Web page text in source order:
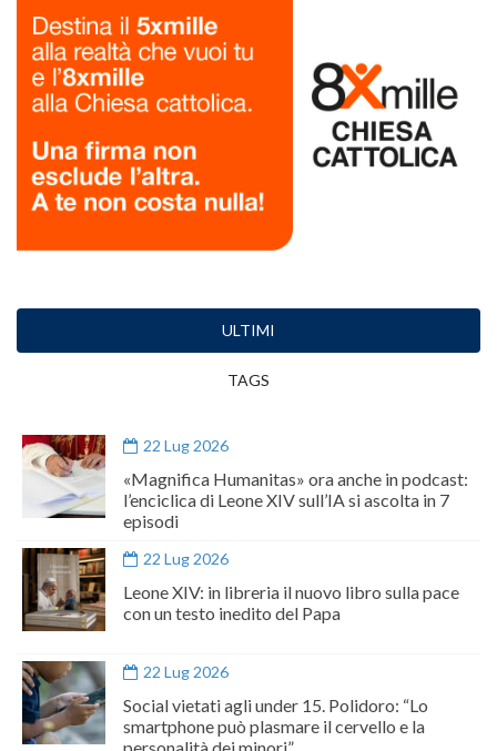
ULTIMI
TAGS
22 Lug 2026
«Magnifica Humanitas» ora anche in podcast:
l’enciclica di Leone XIV sull’IA si ascolta in 7
episodi
22 Lug 2026
Leone XIV: in libreria il nuovo libro sulla pace
con un testo inedito del Papa
22 Lug 2026
Social vietati agli under 15. Polidoro: “Lo
smartphone può plasmare il cervello e la